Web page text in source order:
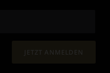
JETZT ANMELDEN